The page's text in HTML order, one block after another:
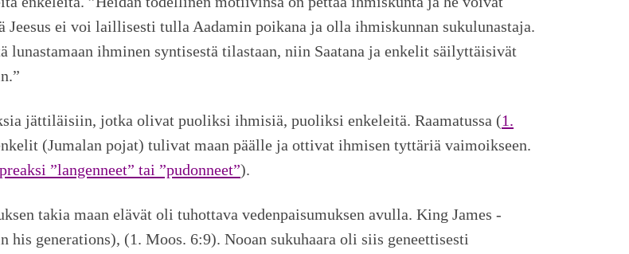
ei voi laillisesti tulla Aadamin poikana ja olla ihmiskunnan sukulunastaja.
ihminen syntisestä tilastaan, niin Saatana ja enkelit säilyttäisivät
jättiläisiin, jotka olivat puoliksi ihmisiä, puoliksi enkeleitä. Raamatussa (1.
(Jumalan pojat) tulivat maan päälle ja ottivat ihmisen tyttäriä vaimoikseen.
”langenneet” tai ”pudonneet”).
takia maan elävät oli tuhottava vedenpaisumuksen avulla. King James -
his generations), (1. Moos. 6:9). Nooan sukuhaara oli siis geneettisesti